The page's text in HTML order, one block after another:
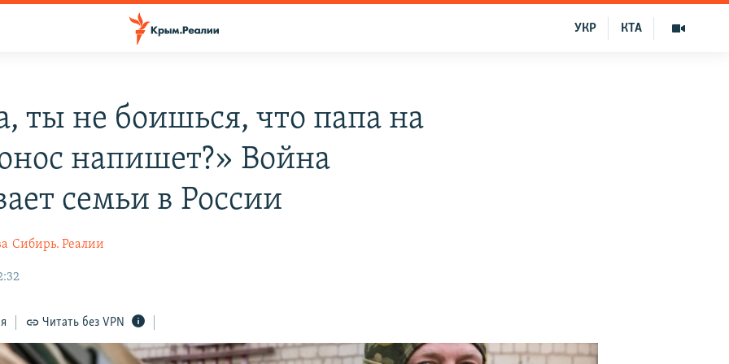
КТА
УКР
ты не боишься, что папа на
напишет?» Война
семьи в России
Сибирь. Реалии
Читать без VPN